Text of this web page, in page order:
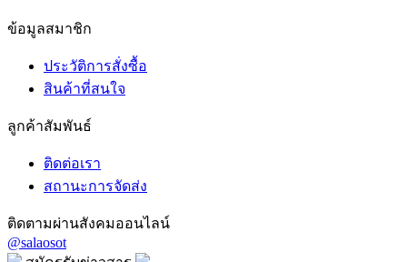
ข้อมูลสมาชิก
ประวัติการสั่งซื้อ
สินค้าที่สนใจ
ลูกค้าสัมพันธ์
ติดต่อเรา
สถานะการจัดส่ง
ติดตามผ่านสังคมออนไลน์
@salaosot